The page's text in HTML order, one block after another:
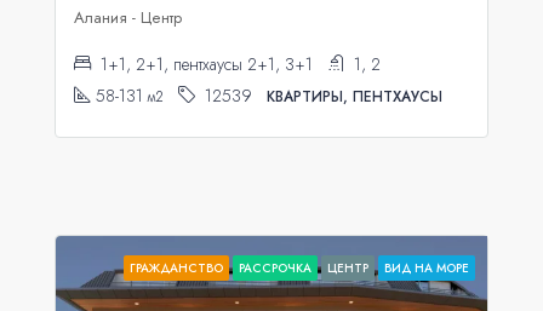
Алания - Центр
1+1, 2+1, пентхаусы 2+1, 3+1
1, 2
58-131 м2 12539 КВАРТИРЫ, ПЕНТХАУСЫ
ГРАЖДАНСТВО РАССРОЧКА ЦЕНТР ВИД НА МОРЕ